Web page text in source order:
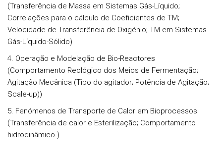
(Transferência de Massa em Sistemas Gás-Líquido;
Correlações para o cálculo de Coeficientes de TM;
Velocidade de Transferência de Oxigénio; TM em Sistemas
Gás-Líquido-Sólido)
4. Operação e Modelação de Bio-Reactores
(Comportamento Reológico dos Meios de Fermentação;
Agitação Mecânica (Tipo do agitador; Potência de Agitação;
Scale-up))
5. Fenómenos de Transporte de Calor em Bioprocessos
(Transferência de calor e Esterilização; Comportamento
hidrodinâmico.)